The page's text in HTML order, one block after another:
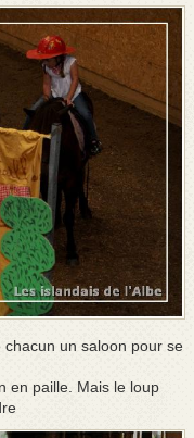
un saloon pour se
en paille. Mais le loup